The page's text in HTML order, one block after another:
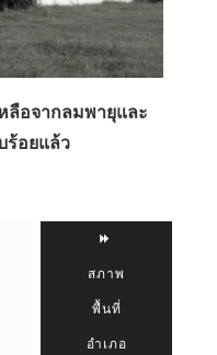
ลือจากลมพายุและ
ร้อยแล้ว
สภาพ
พื้นที่
อำเภอ